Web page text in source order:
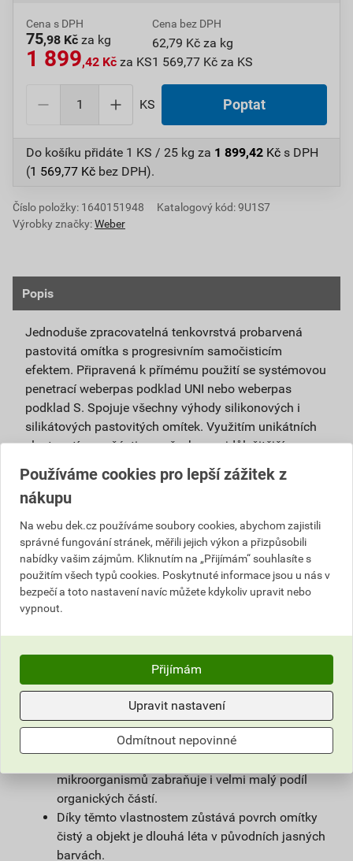
Cena s DPH
75,98 Kč za kg
1 899,42 Kč za KS
Cena bez DPH
62,79 Kč za kg
1 569,77 Kč za KS
KS Poptat
Do košíku přidáte 1 KS / 25 kg za 1 899,42 Kč s DPH
(1 569,77 Kč bez DPH).
Číslo položky: 1640151948
Katalogový kód: 9U1S7
Výrobky značky:Weber
Popis
Jednoduše zpracovatelná tenkovrstvá probarvená
pastovitá omítka s progresivním samočisticím
efektem. Připravená k přímému použití se systémovou
penetrací weberpas podklad UNI nebo weberpas
podklad S. Spojuje všechny výhody silikonových i
silikátových pastovitých omítek. Využitím unikátních
vlastností nanočástic se všechny nejdůležitější
vlastnosti obou omítek umocňují.
Je vhodná pro použití v exteriéru i interiéru a pro
na vlhké zdivo.
Použitím samočisticí omítky weberpas
extraClean se výrazně prodlužuje životnost
fasády a podstatně snižují náklady na její
údržbu.
vlivem proudění vzduchu jen nepatrný
elektrostatický náboj a prach z ovzduší na
povrchu omítky neulpívá.
Omítka je zároveň hydrofobní. Tím zůstává na
povrchu fasády minimum vody, která utváří
mikroorganismů zabraňuje i velmi malý podíl
organických částí.
Díky těmto vlastnostem zůstává povrch omítky
čistý a objekt je dlouhá léta v původních jasných
barvách.
Používáme cookies pro lepší zážitek z
nákupu
Na webu dek.cz používáme soubory cookies, abychom zajistili
správné fungování stránek, měřili jejich výkon a přizpůsobili
nabídky vašim zájmům. Kliknutím na „Přijímám“ souhlasíte s
použitím všech typů cookies. Poskytnuté informace jsou u nás v
bezpečí a toto nastavení navíc můžete kdykoliv upravit nebo
vypnout.
Přijímám
Upravit nastavení
Odmítnout nepovinné